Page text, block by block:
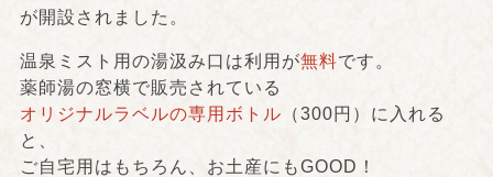
が開設されました。
温泉ミスト用の湯汲み口は利用が無料です。
薬師湯の窓横で販売されている
オリジナルラベルの専用ボトル （300円）に入れる
と、
ご自宅用はもちろん、お土産にもGOOD！